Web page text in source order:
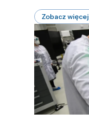
Zobacz więcej